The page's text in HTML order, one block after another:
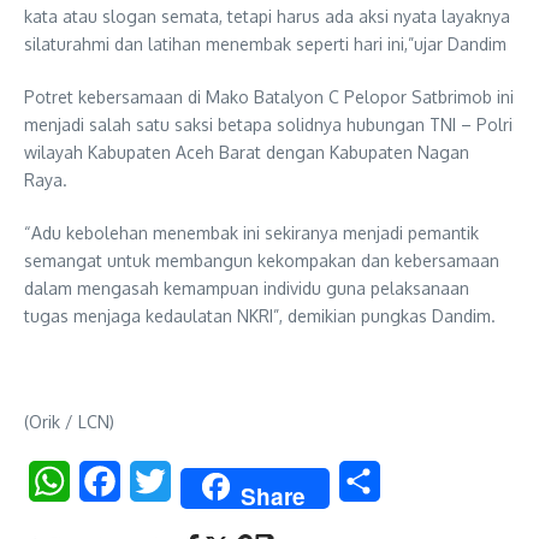
kata atau slogan semata, tetapi harus ada aksi nyata layaknya
silaturahmi dan latihan menembak seperti hari ini,”ujar Dandim
Potret kebersamaan di Mako Batalyon C Pelopor Satbrimob ini
menjadi salah satu saksi betapa solidnya hubungan TNI – Polri
wilayah Kabupaten Aceh Barat dengan Kabupaten Nagan
Raya.
“Adu kebolehan menembak ini sekiranya menjadi pemantik
semangat untuk membangun kekompakan dan kebersamaan
dalam mengasah kemampuan individu guna pelaksanaan
tugas menjaga kedaulatan NKRI”, demikian pungkas Dandim.
(Orik / LCN)
WhatsAppFacebookTwitter Share